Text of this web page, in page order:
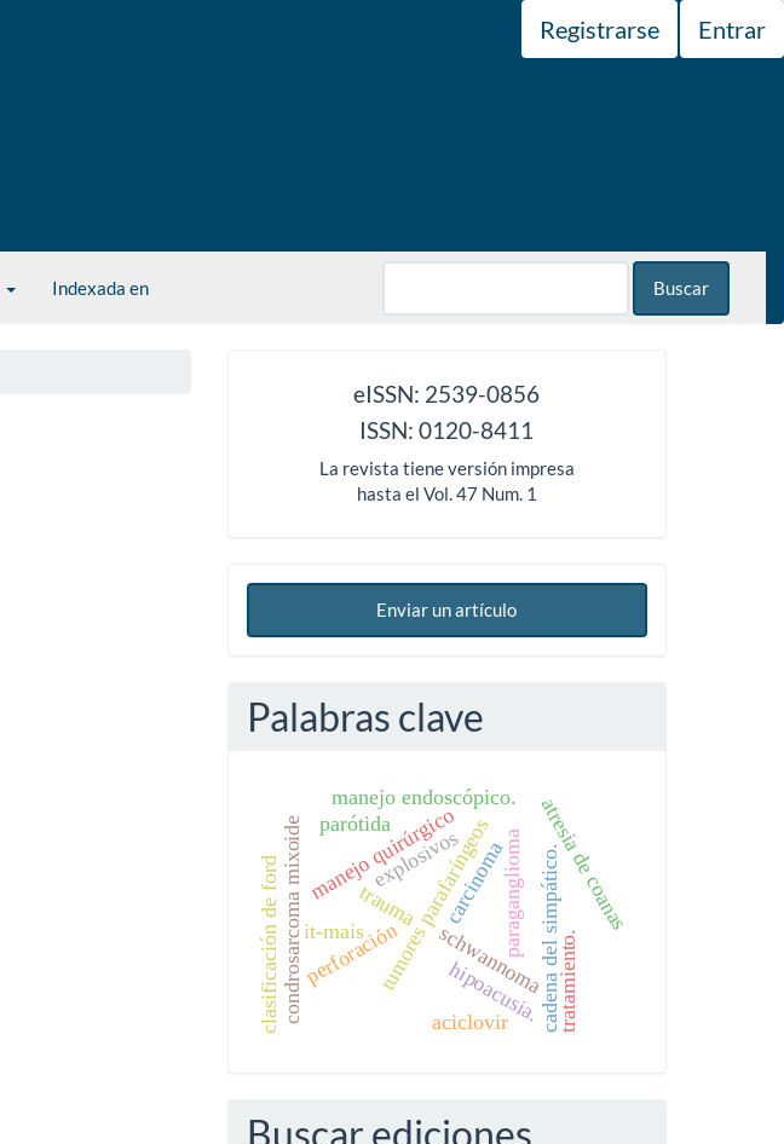
Registrarse Entrar
Indexada en Buscar
eISSN: 2539-0856
ISSN: 0120-8411
La revista tiene versión impresa
hasta el Vol. 47 Num. 1
Enviar un artículo
Palabras clave
schwannoma
paraganglioma
tumores parafaríngeos cadena del simpático.
atresia de coanas
manejo quirúrgico
manejo endoscópico.
condrosarcoma mixoideperforación
trauma
explosivos
hipoacusia.
clasificación de ford aciclovir
carcinoma
parótida
tratamiento.
it-mais
Buscar ediciones